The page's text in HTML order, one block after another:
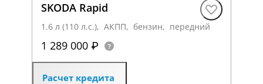
SKODA Rapid
1.6 л (110 л.с.), АКПП, бензин, передний
1 289 000 ₽
Расчет кредита